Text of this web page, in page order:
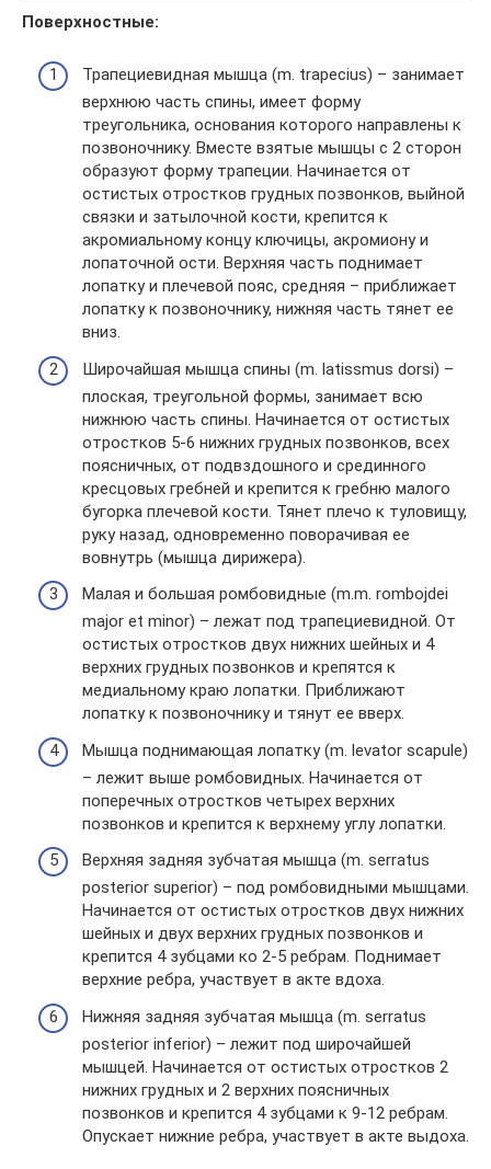
Поверхностные:
Трапециевидная мышца (m. trapecius) – занимает
верхнюю часть спины, имеет форму
треугольника, основания которого направлены к
позвоночнику. Вместе взятые мышцы с 2 сторон
образуют форму трапеции. Начинается от
остистых отростков грудных позвонков, выйной
связки и затылочной кости, крепится к
акромиальному концу ключицы, акромиону и
лопаточной ости. Верхняя часть поднимает
лопатку и плечевой пояс, средняя – приближает
лопатку к позвоночнику, нижняя часть тянет ее
вниз.
Широчайшая мышца спины (m. latissmus dorsi) –
плоская, треугольной формы, занимает всю
нижнюю часть спины. Начинается от остистых
отростков 5-6 нижних грудных позвонков, всех
поясничных, от подвздошного и срединного
кресцовых гребней и крепится к гребню малого
бугорка плечевой кости. Тянет плечо к туловищу,
руку назад, одновременно поворачивая ее
вовнутрь (мышца дирижера).
Малая и большая ромбовидные (m.m. rombojdei
major et minor) – лежат под трапециевидной. От
остистых отростков двух нижних шейных и 4
верхних грудных позвонков и крепятся к
медиальному краю лопатки. Приближают
лопатку к позвоночнику и тянут ее вверх.
Мышца поднимающая лопатку (m. levatоr scapule)
– лежит выше ромбовидных. Начинается от
поперечных отростков четырех верхних
позвонков и крепится к верхнему углу лопатки.
Верхняя задняя зубчатая мышца (m. serratus
posterior superior) – под ромбовидными мышцами.
Начинается от остистых отростков двух нижних
шейных и двух верхних грудных позвонков и
крепится 4 зубцами ко 2-5 ребрам. Поднимает
верхние ребра, участвует в акте вдоха.
Нижняя задняя зубчатая мышца (m. serratus
posterior inferior) – лежит под широчайшей
мышцей. Начинается от остистых отростков 2
нижних грудных и 2 верхних поясничных
позвонков и крепится 4 зубцами к 9-12 ребрам.
Опускает нижние ребра, участвует в акте выдоха.